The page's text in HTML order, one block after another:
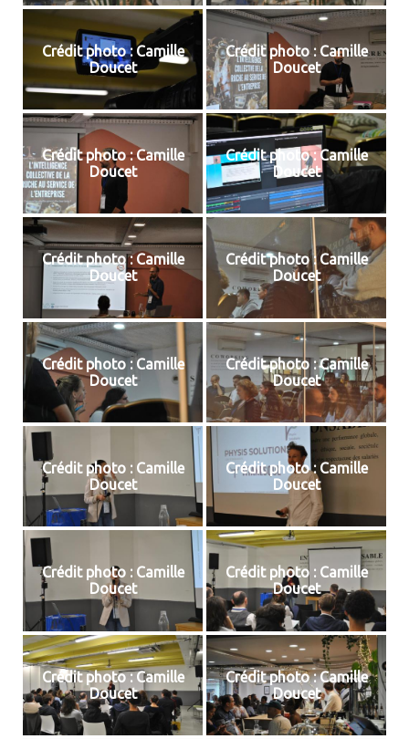
Crédit photo : Camille
Doucet
Crédit photo : Camille
Doucet
Crédit photo : Camille
Doucet
Crédit photo : Camille
Doucet
Crédit photo : Camille
Doucet
Crédit photo : Camille
Doucet
Crédit photo : Camille
Doucet
Crédit photo : Camille
Doucet
Crédit photo : Camille
Doucet
Crédit photo : Camille
Doucet
Crédit photo : Camille
Doucet
Crédit photo : Camille
Doucet
Crédit photo : Camille
Doucet
Crédit photo : Camille
Doucet